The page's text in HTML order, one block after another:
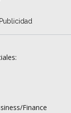
Publicidad
Finance